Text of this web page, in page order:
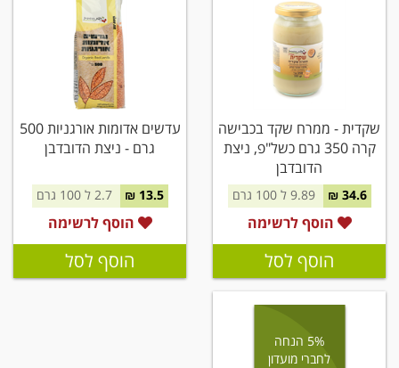
שקדית - ממרח שקד בכבישה
קרה 350 גרם כשל"פ, ניצת
הדובדבן
34.6 ₪ 9.89 ל 100 גרם
הוסף לרשימה
הוסף לסל
עדשים אדומות אורגניות 500
גרם - ניצת הדובדבן
13.5 ₪ 2.7 ל 100 גרם
הוסף לרשימה
הוסף לסל
5% הנחה
לחברי מועדון